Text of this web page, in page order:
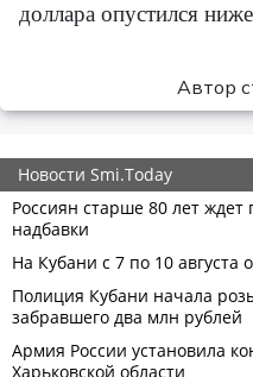
доллара опустился
Автор